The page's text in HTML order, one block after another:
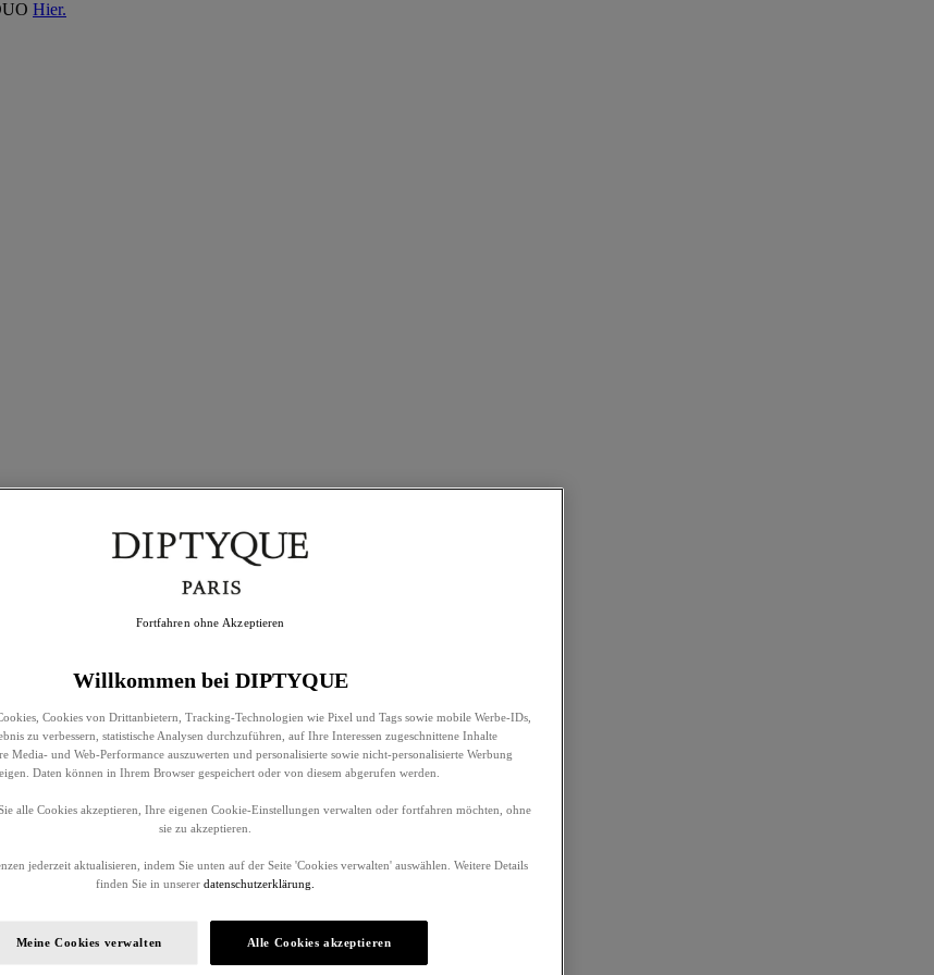
Hier.
Willkommen bei DIPTYQUE
Cookies von Drittanbietern, Tracking-Technologien wie Pixel und Tags sowie mobile Werbe-IDs,
zu verbessern, statistische Analysen durchzuführen, auf Ihre Interessen zugeschnittene Inhalte
Media- und Web-Performance auszuwerten und personalisierte sowie nicht-personalisierte Werbung
Daten können in Ihrem Browser gespeichert oder von diesem abgerufen werden.
alle Cookies akzeptieren, Ihre eigenen Cookie-Einstellungen verwalten oder fortfahren möchten, ohne
sie zu akzeptieren.
jederzeit aktualisieren, indem Sie unten auf der Seite 'Cookies verwalten' auswählen. Weitere Details
finden Sie in unserer datenschutzerklärung.
Meine Cookies verwalten Alle Cookies akzeptieren
Fortfahren ohne Akzeptieren